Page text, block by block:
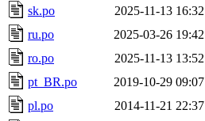
sk.po
2025-11-13 16:32
ru.po
2025-03-26 19:42
ro.po
2025-11-13 13:52
pt_BR.po
2019-10-29 09:07
pl.po
2014-11-21 22:37